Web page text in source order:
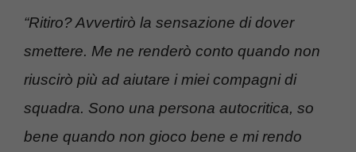
“Ritiro? Avvertirò la sensazione di dover
smettere. Me ne renderò conto quando non
riuscirò più ad aiutare i miei compagni di
squadra. Sono una persona autocritica, so
bene quando non gioco bene e mi rendo